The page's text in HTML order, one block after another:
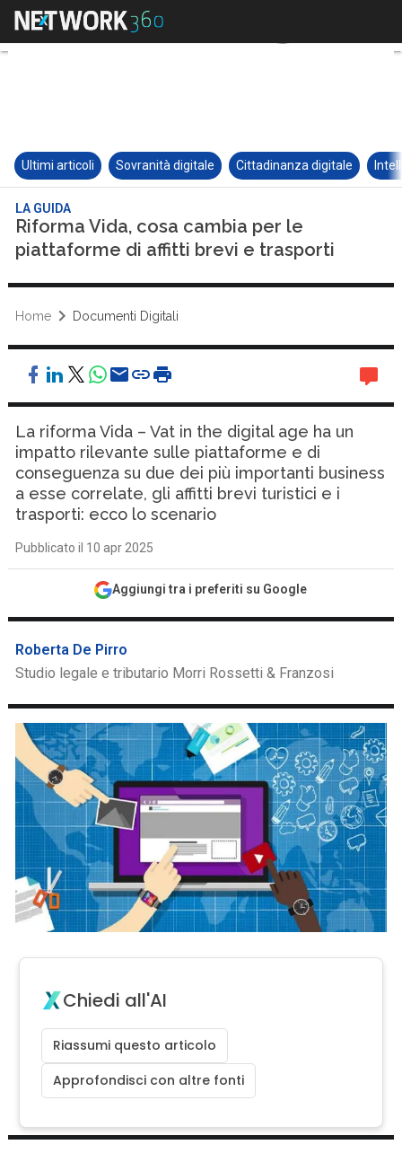
Ultimi articoli Sovranità digitale Cittadinanza digitale
LA GUIDA
Riforma Vida, cosa cambia per le
piattaforme di affitti brevi e trasporti
Home Documenti Digitali
La riforma Vida – Vat in the digital age ha un
impatto rilevante sulle piattaforme e di
conseguenza su due dei più importanti business
a esse correlate, gli affitti brevi turistici e i
trasporti: ecco lo scenario
Pubblicato il 10 apr 2025
Aggiungi tra i preferiti su Google
Roberta De Pirro
Studio legale e tributario Morri Rossetti & Franzosi
Chiedi all'AI
Riassumi questo articolo
Approfondisci con altre fonti